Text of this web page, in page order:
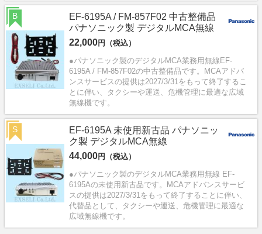
EF-6195A / FM-857F02 中古整備品
パナソニック製 デジタルMCA無線
22,000円（税込）
●パナソニック製のデジタルMCA業務用無線EF-
6195A / FM-857F02の中古整備品です。MCAアドバ
ンスサービスの提供は2027/3/31をもって終了するこ
とに伴い、タクシーや運送、危機管理に最適な広域
無線機です。
B
EF-6195A 未使用新古品 パナソニッ
ク製 デジタルMCA無線
44,000円（税込）
●パナソニック製のデジタルMCA業務用無線 EF-
6195Aの未使用新古品です。MCAアドバンスサービ
スの提供は2027/3/31をもって終了することに伴い、
代替品として、タクシーや運送、危機管理に最適な
広域無線機です。
S